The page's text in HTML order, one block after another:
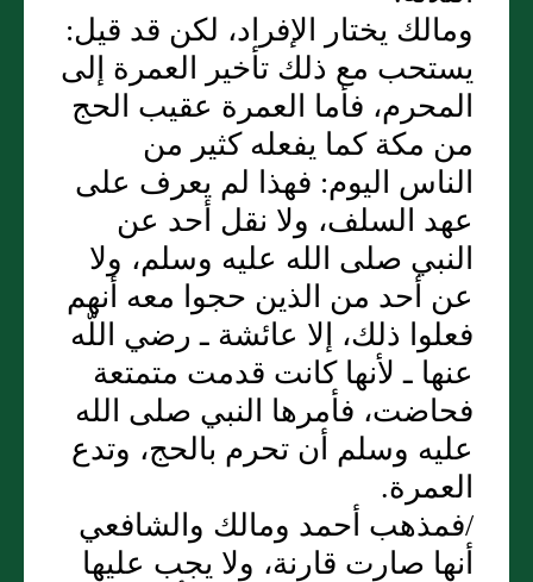
ومالك يختار الإفراد، لكن قد قيل‏:‏
يستحب مع ذلك تأخير العمرة إلى
المحرم، فأما العمرة عقيب الحج
من مكة كما يفعله كثير من
الناس اليوم‏:‏ فهذا لم يعرف على
عهد السلف، ولا نقل أحد عن
النبي صلى الله عليه وسلم، ولا
عن أحد من الذين حجوا معه أنهم
فعلوا ذلك، إلا عائشة ـ رضي اللّه
عنها ـ لأنها كانت قدمت متمتعة
فحاضت، فأمرها النبي صلى الله
عليه وسلم أن تحرم بالحج، وتدع
العمرة‏.‏
/فمذهب أحمد ومالك والشافعي
أنها صارت قارنة، ولا يجب عليها